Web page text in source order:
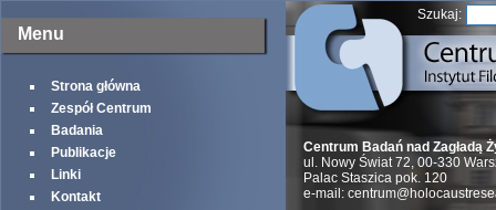
Menu
Strona główna
Zespół Centrum
Badania
Publikacje
Linki
Kontakt
Szukaj:
Centrum Badań nad Zagładą
ul. Nowy Świat 72, 00-330
Palac Staszica pok. 120
e-mail: